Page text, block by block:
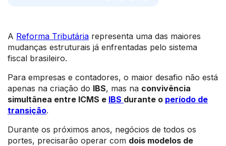
A Reforma Tributária representa uma das maiores
mudanças estruturais já enfrentadas pelo sistema
fiscal brasileiro.
Para empresas e contadores, o maior desafio não está
apenas na criação do IBS, mas na convivência
simultânea entre ICMS e IBS durante o período de
transição.
Durante os próximos anos, negócios de todos os
portes, precisarão operar com dois modelos de